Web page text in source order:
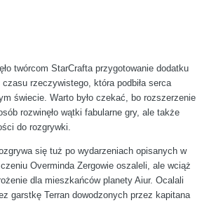
twórcom StarCrafta przygotowanie dodatku
rzeczywistego, która podbiła serca
świecie. Warto było czekać, bo rozszerzenie
rozwinęło wątki fabularne gry, ale także
do rozgrywki.
się tuż po wydarzeniach opisanych w
Overminda Zergowie oszaleli, ale wciąż
dla mieszkańców planety Aiur. Ocalali
garstkę Terran dowodzonych przez kapitana